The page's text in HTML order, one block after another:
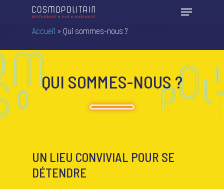
Accueil » Qui sommes-nous ?
QUI SOMMES-NOUS ?
UN LIEU CONVIVIAL POUR SE
DÉTENDRE